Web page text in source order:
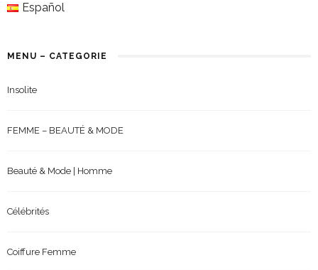
Español
MENU – CATEGORIE
Insolite
FEMME – BEAUTÉ & MODE
Beauté & Mode | Homme
Célébrités
Coiffure Femme